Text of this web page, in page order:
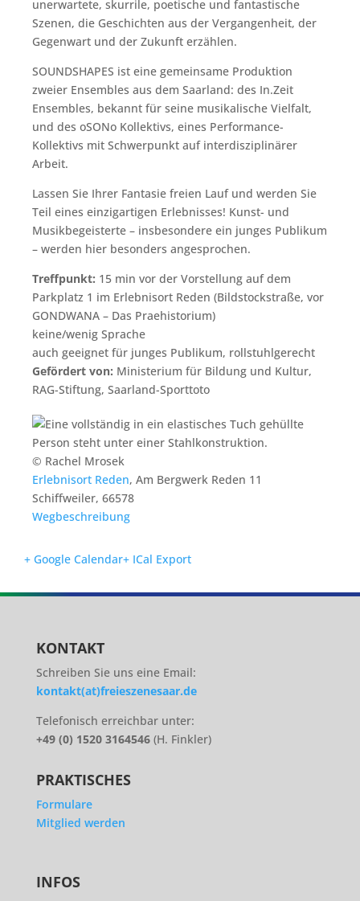
unerwartete, skurrile, poetische und fantastische
Szenen, die Geschichten aus der Vergangenheit, der
Gegenwart und der Zukunft erzählen.
SOUNDSHAPES ist eine gemeinsame Produktion
zweier Ensembles aus dem Saarland: des In.Zeit
Ensembles, bekannt für seine musikalische Vielfalt,
und des oSONo Kollektivs, eines Performance-
Kollektivs mit Schwerpunkt auf interdisziplinärer
Arbeit.
Lassen Sie Ihrer Fantasie freien Lauf und werden Sie
Teil eines einzigartigen Erlebnisses! Kunst- und
Musikbegeisterte – insbesondere ein junges Publikum
– werden hier besonders angesprochen.
Treffpunkt: 15 min vor der Vorstellung auf dem
Parkplatz 1 im Erlebnisort Reden (Bildstockstraße, vor
GONDWANA – Das Praehistorium)
keine/wenig Sprache
auch geeignet für junges Publikum, rollstuhlgerecht
Gefördert von: Ministerium für Bildung und Kultur,
RAG-Stiftung, Saarland-Sporttoto
© Rachel Mrosek
Erlebnisort Reden, Am Bergwerk Reden 11
Schiffweiler, 66578
Wegbeschreibung
+ Google Calendar+ ICal Export
KONTAKT
Schreiben Sie uns eine Email:
kontakt(at)freieszenesaar.de
Telefonisch erreichbar unter:
+49 (0) 1520 3164546(H. Finkler)
PRAKTISCHES
Formulare
Mitglied werden
INFOS